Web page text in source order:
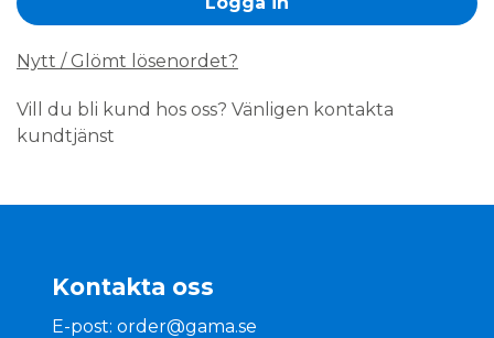
Nytt / Glömt lösenordet?
Vill du bli kund hos oss? Vänligen kontakta
kundtjänst
Kontakta oss
E-post:order@gama.se